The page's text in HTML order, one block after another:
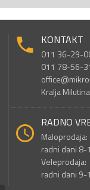
KONTAKT
011 36-29-
011 78-56-
Kralja
RADNO
Maloprodaja:
radni dani
Veleprodaja:
radni dani 9-